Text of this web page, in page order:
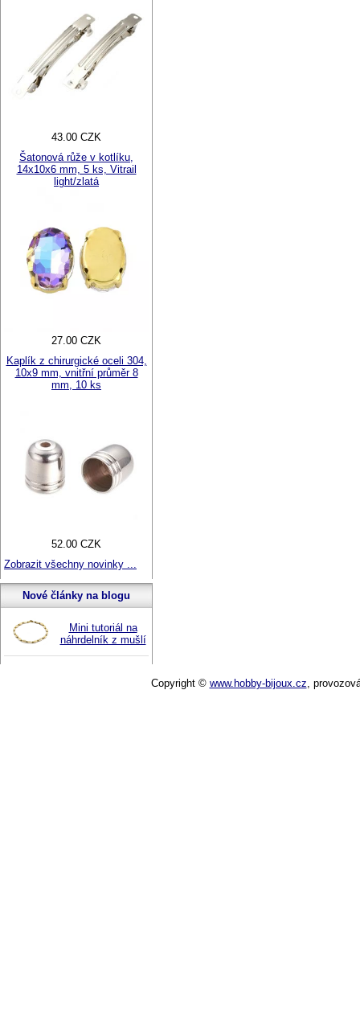
43.00 CZK
Šatonová růže v kotlíku,
14x10x6 mm, 5 ks, Vitrail
light/zlatá
27.00 CZK
Kaplík z chirurgické oceli 304,
10x9 mm, vnitřní průměr 8
mm, 10 ks
52.00 CZK
Zobrazit všechny novinky ...
Nové články na blogu
Mini tutoriál na
náhrdelník z mušlí
Copyright © www.hobby-bijoux.cz